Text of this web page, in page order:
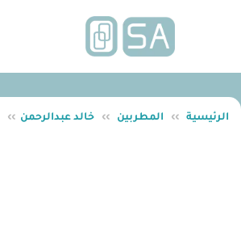
الرئيسية ›› المطربين ›› خالد عبدالرحمن ››